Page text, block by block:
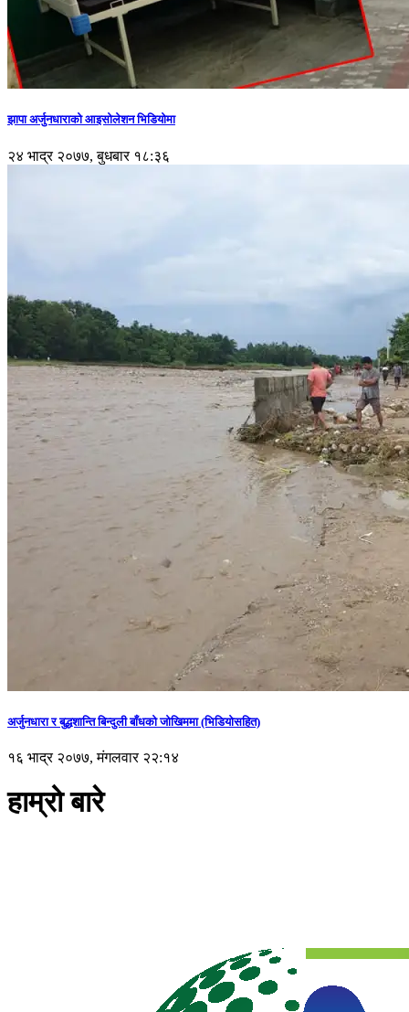
झापा अर्जुनधाराको आइसोलेशन भिडियोमा
२४ भाद्र २०७७, बुधबार १८:३६
अर्जुनधारा र बुद्धशान्ति बिन्दुली बाँधको जोखिममा (भिडियाेसहित)
१६ भाद्र २०७७, मंगलवार २२:१४
हाम्रो बारे